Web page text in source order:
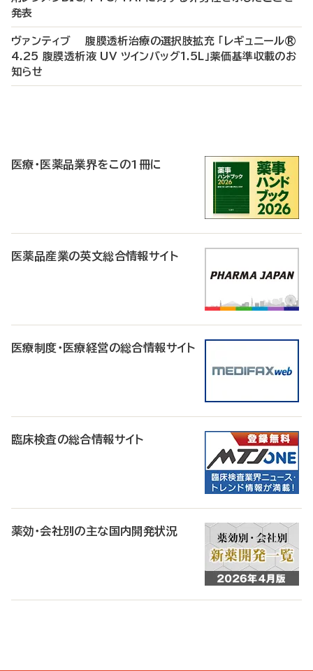
発表
ヴァンティブ 腹膜透析治療の選択肢拡充 「レギュニール®
4.25 腹膜透析液 UV ツインバッグ1.5L」薬価基準収載のお
知らせ
医療・医薬品業界をこの1冊に
医薬品産業の英文総合情報サイト
医療制度・医療経営の総合情報サイト
臨床検査の総合情報サイト
薬効・会社別の主な国内開発状況